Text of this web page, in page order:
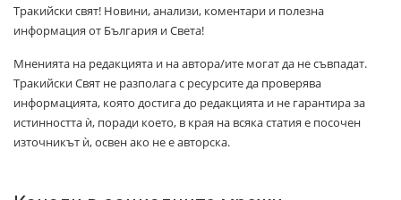
Тракийски свят! Новини, анализи, коментари и полезна
информация от България и Света!
Мненията на редакцията и на автора/ите могат да не съвпадат.
Тракийски Свят не разполага с ресурсите да проверява
информацията, която достига до редакцията и не гарантира за
истинността ѝ, поради което, в края на всяка статия е посочен
източникът ѝ, освен ако не е авторска.